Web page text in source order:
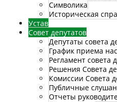
Символика
Историческая
Устав
Совет депутатов
Депутаты совета
График приема
Регламент совета
Решения Совета
Комиссии Совета
Публичные
Отчеты